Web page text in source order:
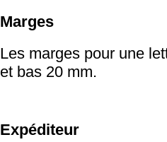
Marges
Les marges pour une
et bas 20 mm.
Expéditeur